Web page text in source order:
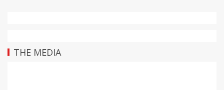
THE MEDIA